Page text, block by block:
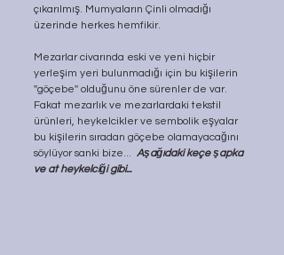
çıkarılmış. Mumyaların Çinli olmadığı
üzerinde herkes hemfikir.
Mezarlar civarında eski ve yeni hiçbir
yerleşim yeri bulunmadığı için bu kişilerin
''göçebe'' olduğunu öne sürenler de var.
Fakat mezarlık ve mezarlardaki tekstil
ürünleri, heykelcikler ve sembolik eşyalar
bu kişilerin sıradan göçebe olamayacağını
söylüyor sanki bize... Aşağıdaki keçe şapka
ve at heykelciği gibi...